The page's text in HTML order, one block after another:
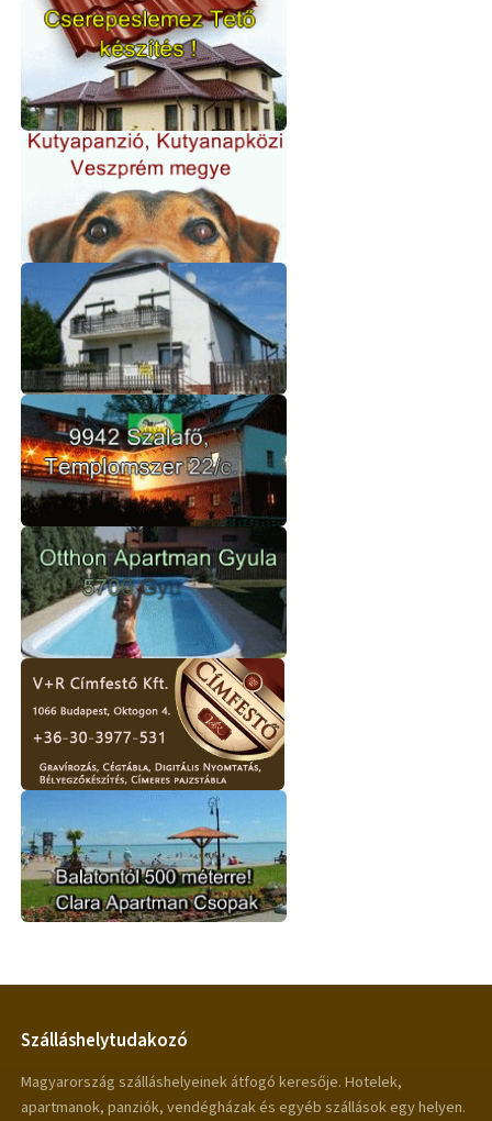
Szálláshelytudakozó
Magyarország szálláshelyeinek átfogó keresője. Hotelek,
apartmanok, panziók, vendégházak és egyéb szállások egy helyen.